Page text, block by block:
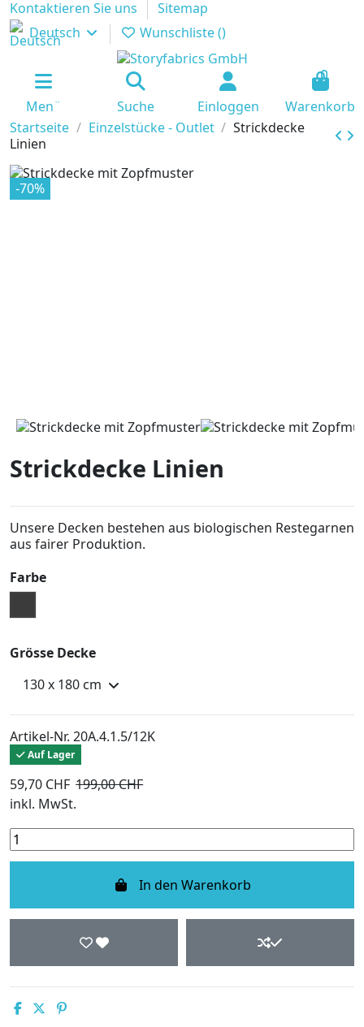
Kontaktieren Sie uns
Sitemap
Deutsch
Wunschliste ()
Men¨ Suche Einloggen
0
Warenkorb
Startseite
Einzelstücke - Outlet
Strickdecke
Linien
-70%
Strickdecke Linien
Unsere Decken bestehen aus biologischen Restegarnen
aus fairer Produktion.
Farbe
Grösse Decke
Artikel-Nr. 20A.4.1.5/12K
Auf Lager
59,70 CHF 199,00 CHF
inkl. MwSt.
In den Warenkorb